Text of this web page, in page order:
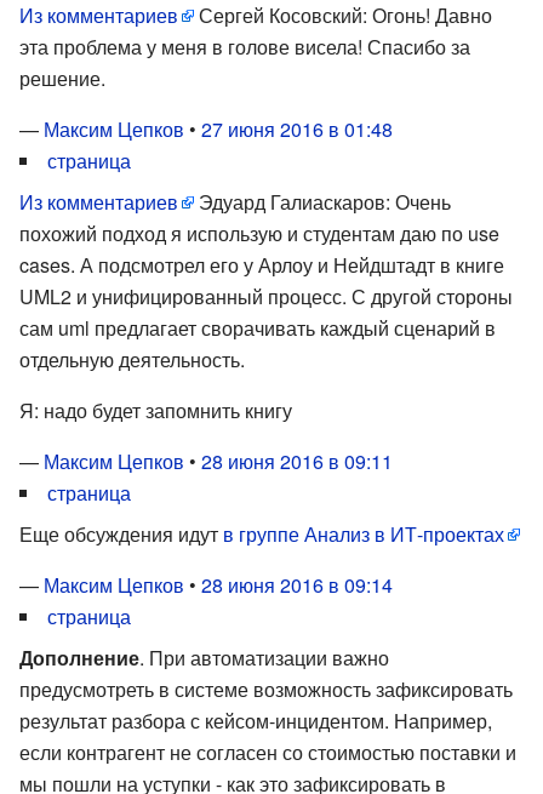
Из комментариев
Сергей Косовский: Огонь! Давно
эта проблема у меня в голове висела! Спасибо за
решение.
— Максим Цепков • 27 июня 2016 в 01:48
страница
Из комментариев
Эдуард Галиаскаров: Очень
похожий подход я использую и студентам даю по use
cases. А подсмотрел его у Арлоу и Нейдштадт в книге
UML2 и унифицированный процесс. С другой стороны
сам uml предлагает сворачивать каждый сценарий в
отдельную деятельность.
Я: надо будет запомнить книгу
— Максим Цепков • 28 июня 2016 в 09:11
страница
Еще обсуждения идут в группе Анализ в ИТ-проектах
— Максим Цепков • 28 июня 2016 в 09:14
страница
Дополнение. При автоматизации важно
предусмотреть в системе возможность зафиксировать
результат разбора с кейсом-инцидентом. Например,
если контрагент не согласен со стоимостью поставки и
мы пошли на уступки - как это зафиксировать в